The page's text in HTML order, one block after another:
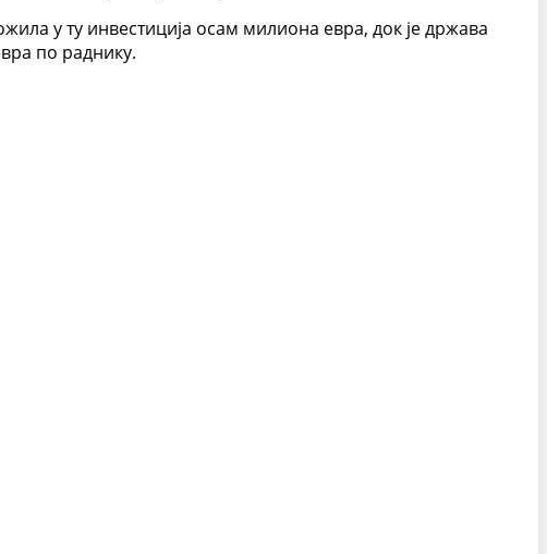
у ту инвестиција осам милиона евра, док је држава
по раднику.